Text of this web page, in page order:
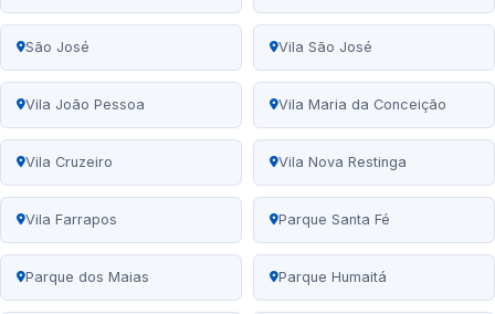
São José Vila São José
Vila João Pessoa Vila Maria da Conceição
Vila Cruzeiro Vila Nova Restinga
Vila Farrapos Parque Santa Fé
Parque dos Maias Parque Humaitá